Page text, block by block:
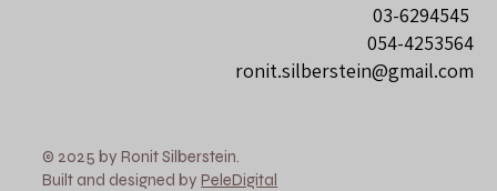
054-4253564
ronit.silberstein@gmail.com
© 2025 by Ronit Silberstein.
Built and designed by PeleDigital